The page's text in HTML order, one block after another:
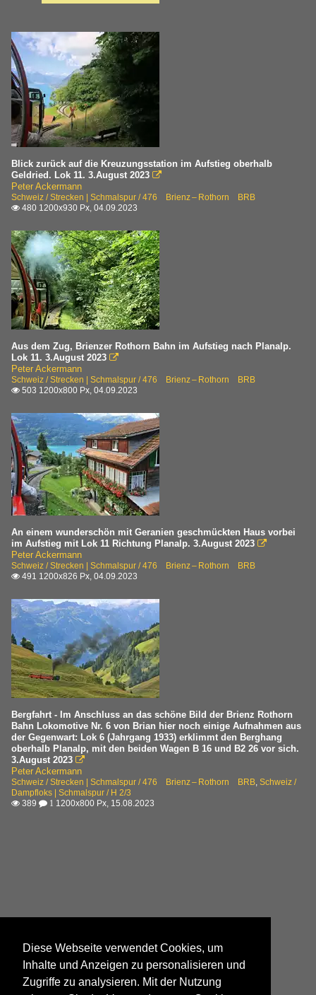
Blick zurück auf die Kreuzungsstation im Aufstieg oberhalb
Geldried. Lok 11. 3.August 2023 
Peter Ackermann
Schweiz / Strecken | Schmalspur / 476 Brienz – Rothorn BRB
 480 1200x930 Px, 04.09.2023
Aus dem Zug, Brienzer Rothorn Bahn im Aufstieg nach Planalp.
Lok 11. 3.August 2023 
Peter Ackermann
Schweiz / Strecken | Schmalspur / 476 Brienz – Rothorn BRB
 503 1200x800 Px, 04.09.2023
An einem wunderschön mit Geranien geschmückten Haus vorbei
im Aufstieg mit Lok 11 Richtung Planalp. 3.August 2023 
Peter Ackermann
Schweiz / Strecken | Schmalspur / 476 Brienz – Rothorn BRB
 491 1200x826 Px, 04.09.2023
Bergfahrt - Im Anschluss an das schöne Bild der Brienz Rothorn
Bahn Lokomotive Nr. 6 von Brian hier noch einige Aufnahmen aus
der Gegenwart: Lok 6 (Jahrgang 1933) erklimmt den Berghang
oberhalb Planalp, mit den beiden Wagen B 16 und B2 26 vor sich.
3.August 2023 
Peter Ackermann
Schweiz / Strecken | Schmalspur / 476 Brienz – Rothorn BRB Schweiz /
Dampfloks | Schmalspur / H 2/3
 389  1 1200x800 Px, 15.08.2023
Diese Webseite verwendet Cookies, um
Inhalte und Anzeigen zu personalisieren und
Zugriffe zu analysieren. Mit der Nutzung